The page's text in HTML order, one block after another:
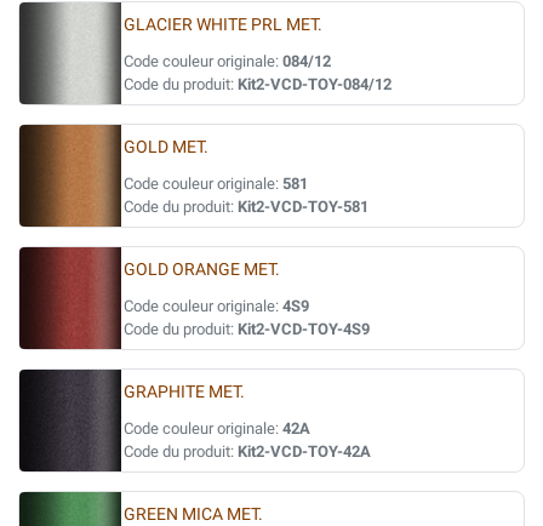
GLACIER WHITE PRL MET.
Code couleur originale: 084/12
Code du produit: Kit2-VCD-TOY-084/12
GOLD MET.
Code couleur originale: 581
Code du produit: Kit2-VCD-TOY-581
GOLD ORANGE MET.
Code couleur originale: 4S9
Code du produit: Kit2-VCD-TOY-4S9
GRAPHITE MET.
Code couleur originale: 42A
Code du produit: Kit2-VCD-TOY-42A
GREEN MICA MET.